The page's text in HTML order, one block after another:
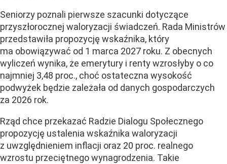
Seniorzy poznali pierwsze szacunki dotyczące
przyszłorocznej waloryzacji świadczeń. Rada Ministrów
przedstawiła propozycję wskaźnika, który
ma obowiązywać od 1 marca 2027 roku. Z obecnych
wyliczeń wynika, że emerytury i renty wzrosłyby o co
najmniej 3,48 proc., choć ostateczna wysokość
podwyżek będzie zależała od danych gospodarczych
za 2026 rok.
Rząd chce przekazać Radzie Dialogu Społecznego
propozycję ustalenia wskaźnika waloryzacji
z uwzględnieniem inflacji oraz 20 proc. realnego
wzrostu przeciętnego wynagrodzenia. Takie